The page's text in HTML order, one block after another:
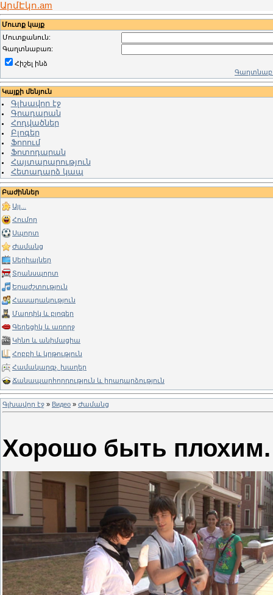
ԱրմԷկո.am
Մուտք կայք
Մուտքանուն:
Գաղտնաբառ:
Հիշել ինձ
Կայքի մենյուն
Գլխավոր էջ
Գրադարան
Հոդվածներ
Բլոգեր
Ֆորում
Ֆոտոդարան
Հայտարարություն
Հետադարձ կապ
Բաժիններ
Այլ...
Հումոր
Սպորտ
Ժամանց
Սերիալներ
Տրանսպորտ
Երաժշտություն
Հասարակություն
Մարդիկ և բլոգեր
Գեղեցիկ և առողջ
Կինո և անիմացիա
Հոբբի և կրթություն
Համակարգչ. խաղեր
Ճանապարհորդություն և իրադարձություն
Գլխավոր էջ » Видео » Ժամանց
Хорошо быть плохим.